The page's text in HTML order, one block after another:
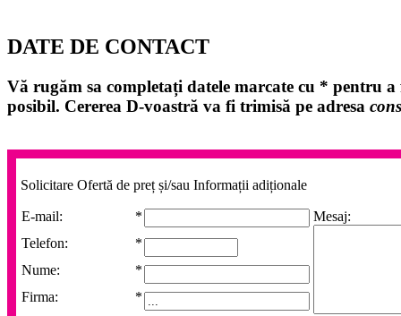
DATE DE CONTACT
Vă rugăm sa completați datele marcate cu * pentru a
posibil. Cererea D-voastră va fi trimisă pe adresa
Solicitare Ofertă de preț și/sau Informații adiționale
E-mail: *
Mesaj:
Telefon:
*
Nume:
*
Firma:
*